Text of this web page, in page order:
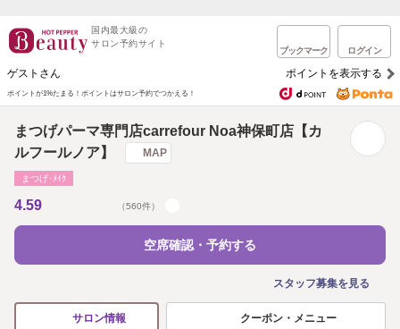
国内最大級の
サロン予約サイト
ブックマーク ログイン
ゲストさん ポイントを表示する
ポイントが1%たまる！ ポイントはサロン予約でつかえる！
まつげパーマ専門店carrefour Noa神保町店【カ
ルフールノア】
MAP
まつげ･ﾒｲｸ
4.59 （560件）
空席確認・予約する
スタッフ募集を見る
サロン情報 クーポン・メニュー